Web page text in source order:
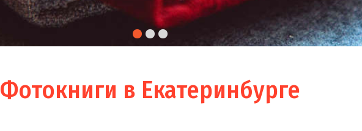
Фотокниги в Екатеринбурге